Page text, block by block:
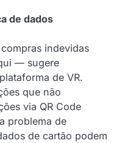
de dados
indevidas
— sugere
de VR.
que não
via QR Code
problema de
de cartão podem